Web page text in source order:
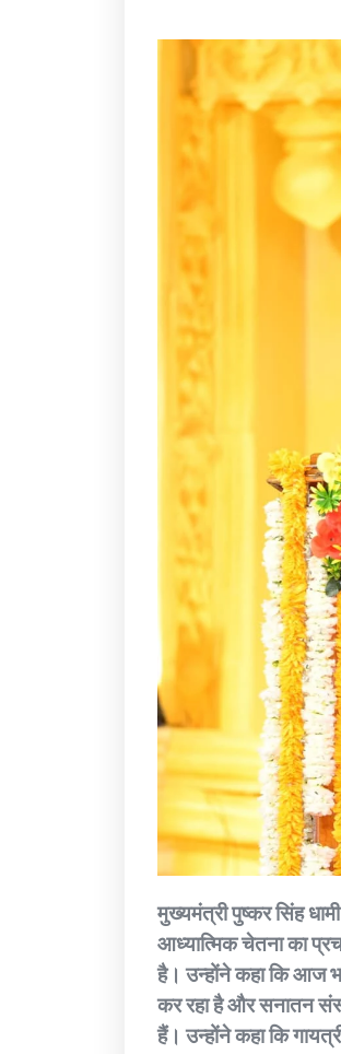
मुख्यमंत्री पुष्कर सिंह
आध्यात्मिक चेतना का
है। उन्होंने कहा कि आज
कर रहा है और सनातन
हैं। उन्होंने कहा कि